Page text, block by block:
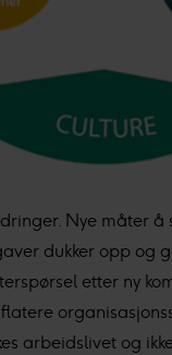
Nye måter
dukker opp og
etter ny
arbeidslivet og